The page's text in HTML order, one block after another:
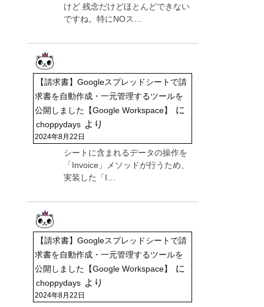
けど 残念だけどほとんどできない
ですね。特にNOス…
【請求書】Googleスプレッドシートで請
求書を自動作成・一元管理するツールを
公開しました【Google Workspace】
に
choppydays より
2024年8月22日
シートに含まれるデータの操作を
「Invoice」メソッドが行うため、
実装した「I…
【請求書】Googleスプレッドシートで請
求書を自動作成・一元管理するツールを
公開しました【Google Workspace】
に
choppydays より
2024年8月22日